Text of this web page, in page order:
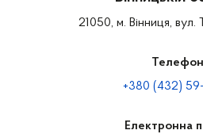
21050, м. Вінниця, вул.
Телефон
+380 (432)
Електронна